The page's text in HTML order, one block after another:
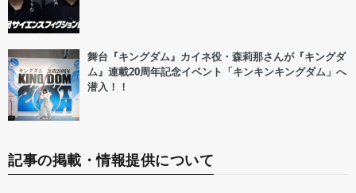
舞台『キングダム』カイネ役・森莉那さんが『キングダ
ム』連載20周年記念イベント「キンキンキングダム」へ
潜入！！
記事の掲載・情報提供について